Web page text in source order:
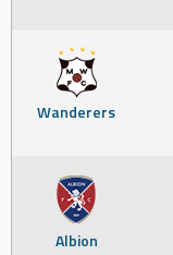
Wanderers
Albion